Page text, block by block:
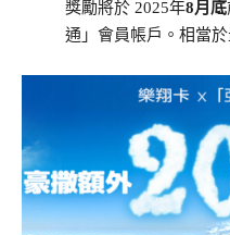
獎勵將於 2025年8月底
通」會員帳戶。相當